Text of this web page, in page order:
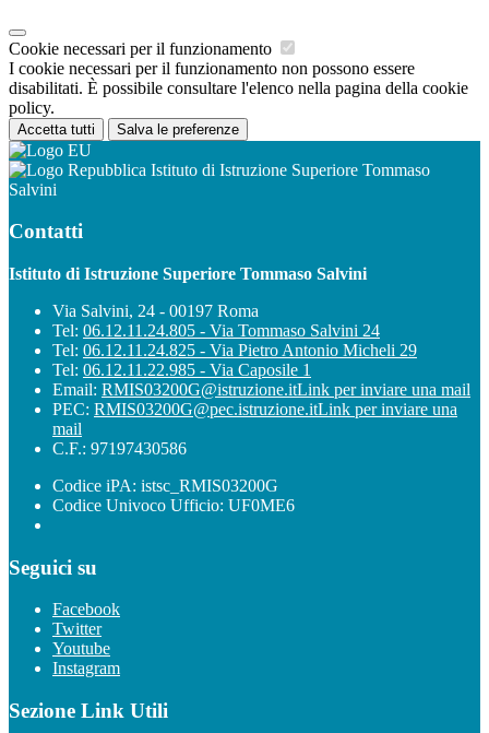
Cookie necessari per il funzionamento
I cookie necessari per il funzionamento non possono essere
disabilitati. È possibile consultare l'elenco nella pagina della cookie
policy.
Accetta tutti Salva le preferenze
Istituto di Istruzione Superiore Tommaso
Salvini
Contatti
Istituto di Istruzione Superiore Tommaso Salvini
Via Salvini, 24 - 00197 Roma
Tel: 06.12.11.24.805 - Via Tommaso Salvini 24
Tel: 06.12.11.24.825 - Via Pietro Antonio Micheli 29
Tel: 06.12.11.22.985 - Via Caposile 1
Email: RMIS03200G@istruzione.itLink per inviare una mail
PEC: RMIS03200G@pec.istruzione.itLink per inviare una
mail
C.F.: 97197430586
Codice iPA: istsc_RMIS03200G
Codice Univoco Ufficio: UF0ME6
Seguici su
Facebook
Twitter
Youtube
Instagram
Sezione Link Utili